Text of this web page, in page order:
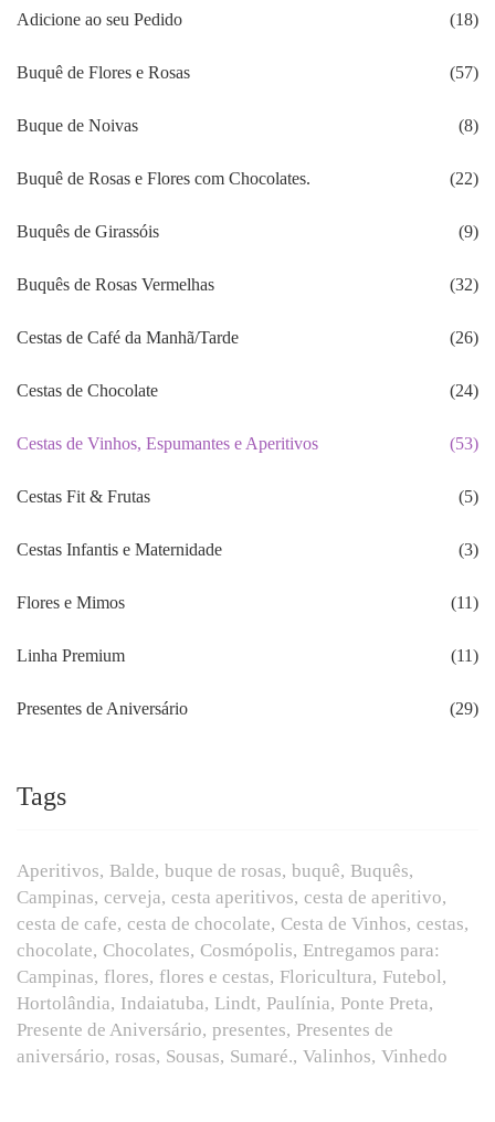
Adicione ao seu Pedido (18)
Buquê de Flores e Rosas (57)
Buque de Noivas (8)
Buquê de Rosas e Flores com Chocolates. (22)
Buquês de Girassóis (9)
Buquês de Rosas Vermelhas (32)
Cestas de Café da Manhã/Tarde (26)
Cestas de Chocolate (24)
Cestas de Vinhos, Espumantes e Aperitivos (53)
Cestas Fit & Frutas (5)
Cestas Infantis e Maternidade (3)
Flores e Mimos (11)
Linha Premium (11)
Presentes de Aniversário (29)
Tags
Aperitivos Balde buque de rosas buquê Buquês
Campinas cerveja cesta aperitivos cesta de aperitivo
cesta de cafe cesta de chocolate Cesta de Vinhos cestas
chocolate Chocolates Cosmópolis Entregamos para:
Campinas flores flores e cestas Floricultura Futebol
Hortolândia Indaiatuba Lindt Paulínia Ponte Preta
Presente de Aniversário presentes Presentes de
aniversário rosas Sousas Sumaré. Valinhos Vinhedo